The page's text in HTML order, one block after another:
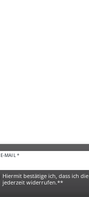
E-MAIL *
Hiermit bestätige ich, dass ich die
jederzeit widerrufen.**